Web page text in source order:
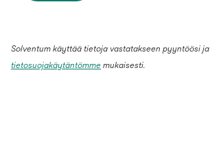
Solventum käyttää tietoja vastatakseen pyyntöösi ja
tietosuojakäytäntömme mukaisesti.